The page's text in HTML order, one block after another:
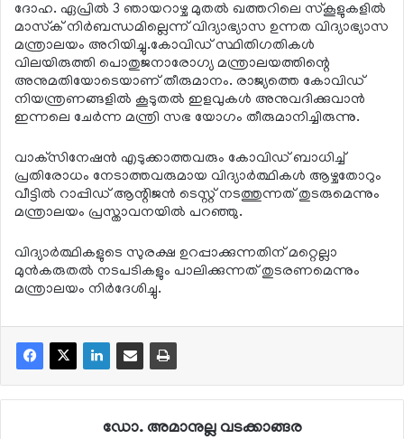
ദോഹ. ഏപ്രില്‍ 3 ഞായറാഴ്ച മുതല്‍ ഖത്തറിലെ സ്‌കൂളുകളില്‍
മാസ്‌ക് നിര്‍ബന്ധമില്ലെന്ന് വിദ്യാഭ്യാസ ഉന്നത വിദ്യാഭ്യാസ
മന്ത്രാലയം അറിയിച്ചു.കോവിഡ് സ്ഥിതിഗതികള്‍
വിലയിരുത്തി പൊതുജനാരോഗ്യ മന്ത്രാലയത്തിന്റെ
അനുമതിയോടെയാണ് തീരുമാനം. രാജ്യത്തെ കോവിഡ്
നിയന്ത്രണങ്ങളില്‍ കൂടുതല്‍ ഇളവുകള്‍ അനുവദിക്കുവാന്‍
ഇന്നലെ ചേര്‍ന്ന മന്ത്രി സഭ യോഗം തീരുമാനിച്ചിരുന്നു.
വാക്‌സിനേഷന്‍ എടുക്കാത്തവരും കോവിഡ് ബാധിച്ച്
പ്രതിരോധം നേടാത്തവരുമായ വിദ്യാര്‍ത്ഥികള്‍ ആഴ്ചതോറും
വീട്ടില്‍ റാപ്പിഡ് ആന്റിജന്‍ ടെസ്റ്റ് നടത്തുന്നത് തുടരുമെന്നും
മന്ത്രാലയം പ്രസ്താവനയില്‍ പറഞ്ഞു.
വിദ്യാര്‍ത്ഥികളുടെ സുരക്ഷ ഉറപ്പാക്കുന്നതിന് മറ്റെല്ലാ
മുന്‍കരുതല്‍ നടപടികളും പാലിക്കുന്നത് തുടരണമെന്നും
മന്ത്രാലയം നിര്‍ദേശിച്ചു.
ഡോ. അമാനുല്ല വടക്കാങ്ങര